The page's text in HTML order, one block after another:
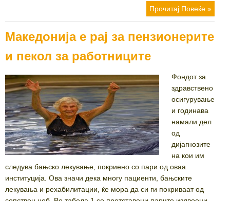
Прочитај Повеќе »
Македонија е рај за пензионерите
и пекол за работниците
Фондот за
здравствено
осигурување
и годинава
намали дел
од
дијагнозите
на кои им
следува бањско лекување, покриено со пари од оваа
институција. Ова значи дека многу пациенти, бањските
лекувања и рехабилитации, ќе мора да си ги покриваат од